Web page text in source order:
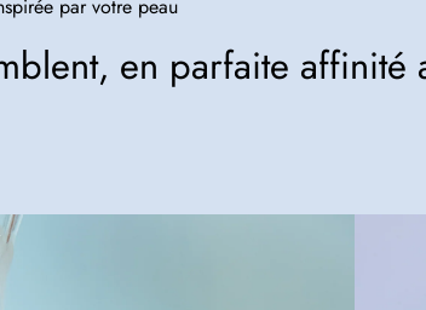
par votre peau
en parfaite affinité